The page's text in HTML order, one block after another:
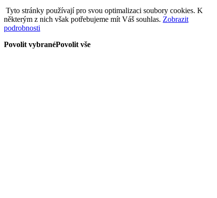
Tyto stránky používají pro svou optimalizaci soubory cookies. K
některým z nich však potřebujeme mít Váš souhlas. Zobrazit
podrobnosti
Povolit vybranéPovolit vše